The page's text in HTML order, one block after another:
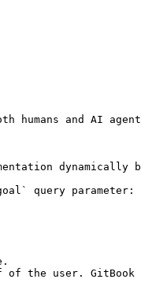
humans and AI
dynamically
query parameter:
the user.